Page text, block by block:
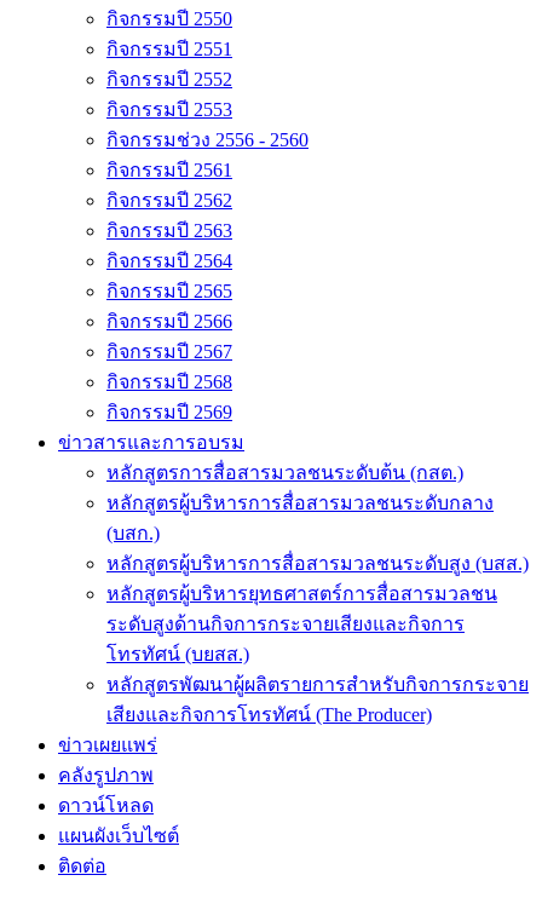
กิจกรรมปี 2550
กิจกรรมปี 2551
กิจกรรมปี 2552
กิจกรรมปี 2553
กิจกรรมช่วง 2556 - 2560
กิจกรรมปี 2561
กิจกรรมปี 2562
กิจกรรมปี 2563
กิจกรรมปี 2564
กิจกรรมปี 2565
กิจกรรมปี 2566
กิจกรรมปี 2567
กิจกรรมปี 2568
กิจกรรมปี 2569
ข่าวสารและการอบรม
หลักสูตรการสื่อสารมวลชนระดับต้น (กสต.)
หลักสูตรผู้บริหารการสื่อสารมวลชนระดับกลาง
(บสก.)
หลักสูตรผู้บริหารการสื่อสารมวลชนระดับสูง (บสส.)
หลักสูตรผู้บริหารยุทธศาสตร์การสื่อสารมวลชน
ระดับสูงด้านกิจการกระจายเสียงและกิจการ
โทรทัศน์ (บยสส.)
หลักสูตรพัฒนาผู้ผลิตรายการสำหรับกิจการกระจาย
เสียงและกิจการโทรทัศน์ (The Producer)
ข่าวเผยแพร่
คลังรูปภาพ
ดาวน์โหลด
แผนผังเว็บไซต์
ติดต่อ